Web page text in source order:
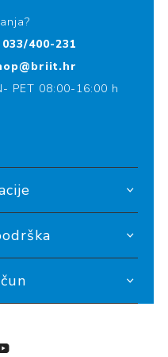
033/400-231
PET 08:00-16:00 h